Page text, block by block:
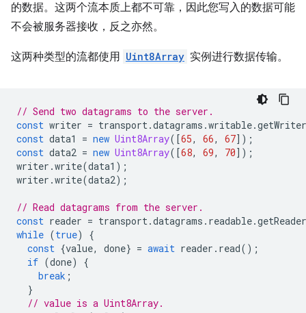
的数据。这两个流本质上都不可靠，因此您写入的数据可能
不会被服务器接收，反之亦然。
这两种类型的流都使用 Uint8Array 实例进行数据传输。
// Send two datagrams to the server.
const writer = transport.datagrams .writable.getWriter
const data1 = new Uint8Array([65, 66, 67]);
const data2 = new Uint8Array([68, 69, 70]);
writer .write(data1 );
writer .write(data2);
// Read datagrams from the server.
const reader = transport.datagrams . readable.getReader
while (true)
{
const {value, done} = await reader . read();
if (done)
{
break ;
}
// value is a Uint8Array.